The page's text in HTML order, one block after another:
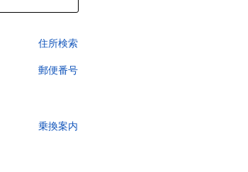
住所検索
郵便番号
乗換案内